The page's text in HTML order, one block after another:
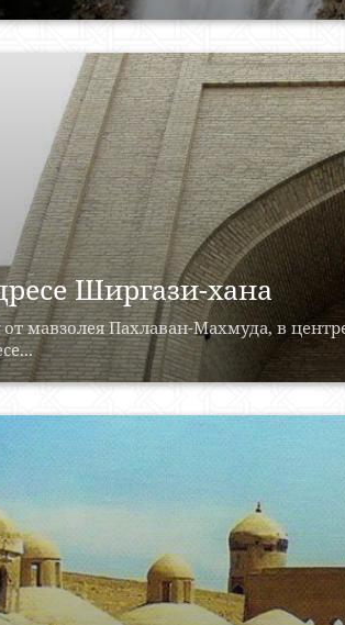
Ширгази-хана
мавзолея Пахлаван-Махмуда, в